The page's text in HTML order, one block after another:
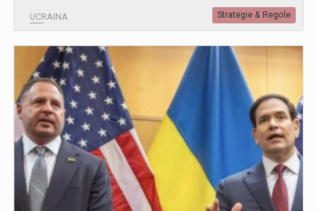
UCRAINA Strategie & Regole